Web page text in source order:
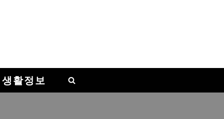
활정보